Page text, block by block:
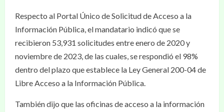
Respecto al Portal Único de Solicitud de Acceso a la
Información Pública, el mandatario indicó que se
recibieron 53,931 solicitudes entre enero de 2020 y
noviembre de 2023, de las cuales, se respondió el 98%
dentro del plazo que establece la Ley General 200-04 de
Libre Acceso a la Información Pública.
También dijo que las oficinas de acceso a la información